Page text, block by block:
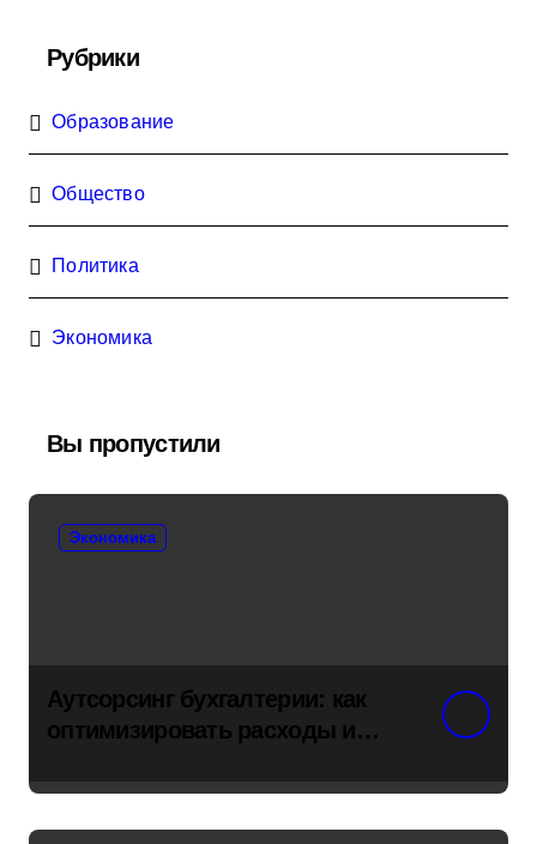
Рубрики
Образование
Общество
Политика
Экономика
Вы пропустили
Экономика
Аутсорсинг бухгалтерии: как
оптимизировать расходы и